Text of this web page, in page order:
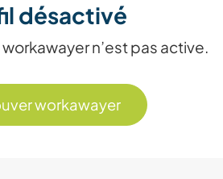
désactivé
n’est pas active.
workawayer